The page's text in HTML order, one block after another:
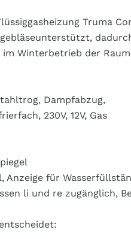
Truma
Winterbetrieb der
Dampfabzug,
230V, 12V, Gas
Anzeige für
li und re zugänglich,